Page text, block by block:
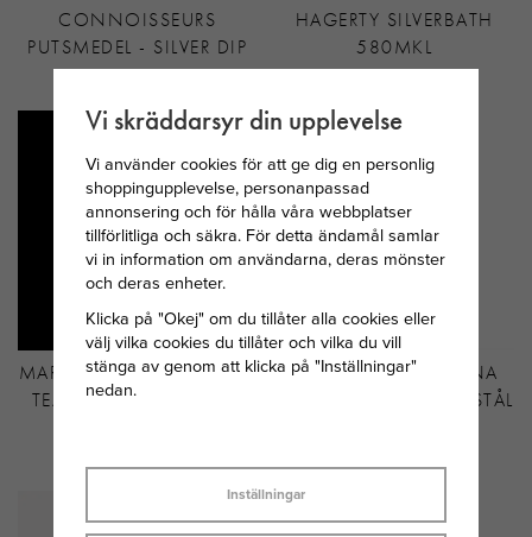
CONNOISSEURS
PUTSMEDEL - SILVER DIP
HAGERTY SILVERBATH
580MKL
MARIA NILSDOTTER PEARL
TEAR ÖRHÄNGE SILVER
ASTRID&AGNES ALINA
RING GULDPLÄTERAT STÅL
Vi skräddarsyr din upplevelse
Vi använder cookies för att ge dig en personlig
shoppingupplevelse, personanpassad
annonsering och för hålla våra webbplatser
tillförlitliga och säkra. För detta ändamål samlar
vi in information om användarna, deras mönster
och deras enheter.
Klicka på "Okej" om du tillåter alla cookies eller
välj vilka cookies du tillåter och vilka du vill
stänga av genom att klicka på "Inställningar"
nedan.
Inställningar